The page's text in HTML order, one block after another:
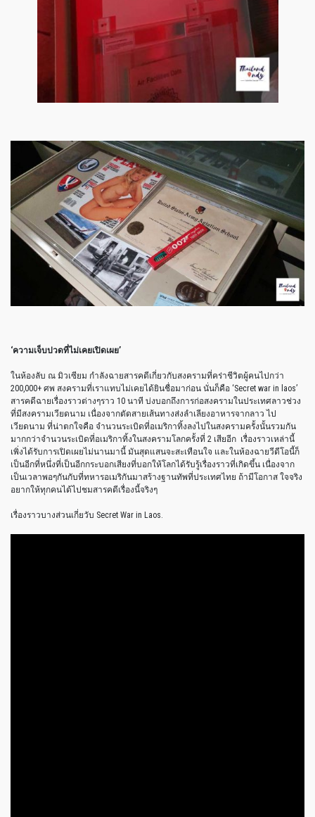
‘ความเจ็บปวดที่ไม่เคยเปิดเผย’
ในห้องลับ ณ มิวเซียม กำลังฉายสารคดีเกี่ยวกับสงครามที่คร่าชีวิตผู้คนไปกว่า
200,000+ ศพ สงครามที่เราแทบไม่เคยได้ยินชื่อมาก่อน นั่นก็คือ ‘Secret war in laos’
สารคดีฉายเรื่องราวต่างๆราว 10 นาที บ่งบอกถึงการก่อสงครามในประเทศลาวช่วง
ที่มีสงครามเวียดนาม เนื่องจากตัดสายเส้นทางส่งลำเลียงอาหารจากลาว ไป
เวียดนาม ที่น่าตกใจคือ จำนวนระเบิดที่อเมริกาทิ้งลงไปในสงครามครั้งนั้นรวมกัน
มากกว่าจำนวนระเบิดที่อเมริกาทิ้งในสงครามโลกครั้งที่ 2 เสียอีก เรื่องราวเหล่านี้
เพิ่งได้รับการเปิดเผยไม่นานมานี้ มันสุดแสนจะสะเทือนใจ และในห้องฉายวีดีโอนี้ก็
เป็นอีกที่หนึ่งที่เป็นอีกกระบอกเสียงที่บอกให้โลกได้รับรู้เรื่องราวที่เกิดขึ้น เนื่องจาก
เป็นเวลาพอๆกันกับที่ทหารอเมริกันมาสร้างฐานทัพที่ประเทศไทย ถ้ามีโอกาส ใจจริง
อยากให้ทุกคนได้ไปชมสารคดีเรื่องนี้จริงๆ
เรื่องราวบางส่วนเกี่ยวับ Secret War in Laos.